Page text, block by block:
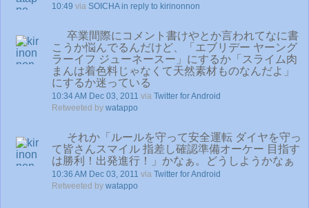
10:49 via SOICHA in reply to kirinonnon
卒業間際にコメント書けやとか言われてなに書
こうか悩んでるんだけど、「エブリデー ヤーング
ラーイフ ジューネースー」にするか「スライム肉
まんは着色料じゃなくて天然素材ものなんだよ」
にするか迷っている
10:34 AM Dec 03, 2011 via Twitter for Android
Retweeted by watappo
それか「ルールを守って安全運転 ダイヤを守っ
て皆さんスマイル 指差し確認準備オーケー 目指す
は勝利！出発進行！」かなぁ。どうしようかなぁ
10:36 AM Dec 03, 2011 via Twitter for Android
Retweeted by watappo